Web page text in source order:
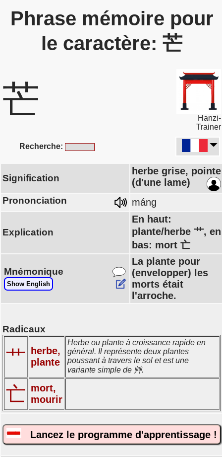
Phrase mémoire pour
le caractère: 芒
芒
Hanzi-
Trainer
Recherche:
Signification
herbe grise, pointe
(d'une lame)
Prononciation máng
Explication
En haut:
plante/herbe 艹, en
bas: mort 亡
Mnémonique
Show English
La plante pour
(envelopper) les
morts était
l'arroche.
Radicaux
艹
herbe,
plante
Herbe ou plante à croissance rapide en
général. Il représente deux plantes
poussant à travers le sol et est une
variante simple de 艸.
亡 mort,
mourir
Lancez le programme d'apprentissage !